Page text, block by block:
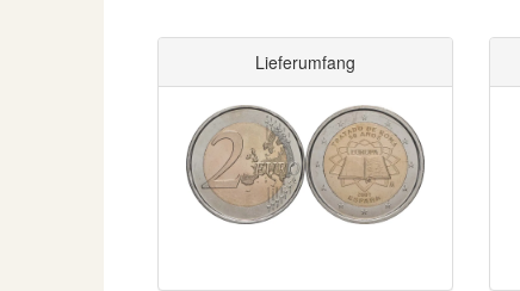
Lieferumfang